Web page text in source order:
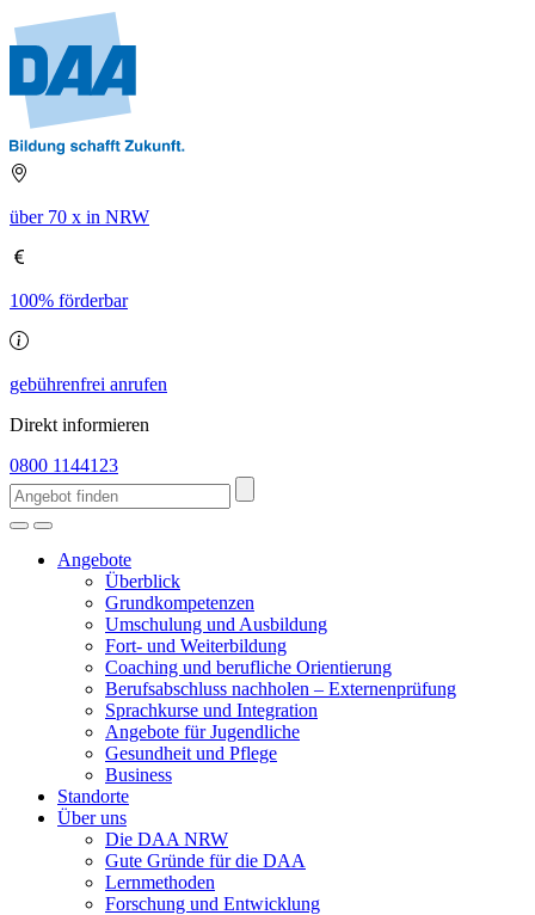
über 70 x in NRW
100% förderbar
gebührenfrei anrufen
Direkt informieren
0800 1144123
Angebote
Überblick
Grundkompetenzen
Umschulung und Ausbildung
Fort- und Weiterbildung
Coaching und berufliche Orientierung
Berufsabschluss nachholen – Externenprüfung
Sprachkurse und Integration
Angebote für Jugendliche
Gesundheit und Pflege
Business
Standorte
Über uns
Die DAA NRW
Gute Gründe für die DAA
Lernmethoden
Forschung und Entwicklung